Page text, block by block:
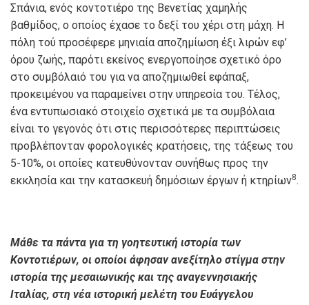
Σπάνια, ενός κοντοτιέρο της Βενετίας χαμηλής
βαθμίδος, ο οποίος έχασε το δεξί του χέρι στη μάχη. Η
πόλη τού προσέφερε μηνιαία αποζημίωση έξι λιρών εφ’
όρου ζωής, παρότι εκείνος ενεργοποίησε σχετικό όρο
στο συμβόλαιό του για να αποζημιωθεί εφάπαξ,
προκειμένου να παραμείνει στην υπηρεσία του. Τέλος,
ένα εντυπωσιακό στοιχείο σχετικά με τα συμβόλαια
είναι το γεγονός ότι στις περισσότερες περιπτώσεις
προβλέπονταν φορολογικές κρατήσεις, της τάξεως του
5-10%, οι οποίες κατευθύνονταν συνήθως προς την
εκκλησία και την κατασκευή δημόσιων έργων ή κτηρίων8.
Μάθε τα πάντα για τη γοητευτική ιστορία των
Κοντοτιέρων, οι οποίοι άφησαν ανεξίτηλο στίγμα στην
ιστορία της μεσαιωνικής και της αναγεννησιακής
Ιταλίας, στη νέα ιστορική μελέτη του Ευάγγελου